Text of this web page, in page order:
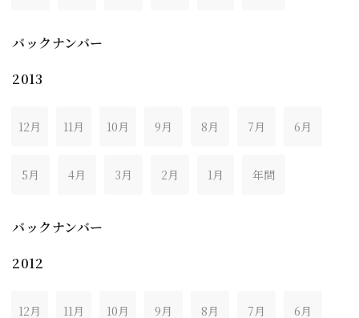
バックナンバー
2013
12月 11月 10月 9月 8月 7月 6月
5月 4月 3月 2月 1月 年間
バックナンバー
2012
12月 11月 10月 9月 8月 7月 6月